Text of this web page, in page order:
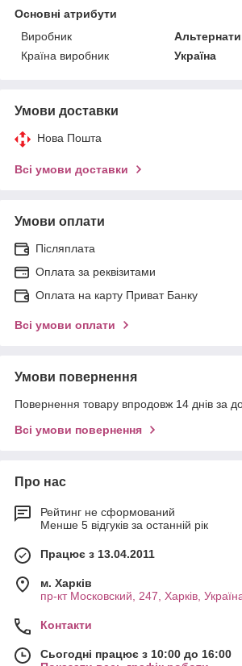
Основні атрибути
Виробник
Країна виробник
Україна
Умови доставки
Нова Пошта
Всі умови доставки
Умови оплати
Післяплата
Оплата за реквізитами
Оплата на карту Приват Банку
Всі умови оплати
Умови повернення
Повернення товару впродовж 14 днів за
Всі умови повернення
Про нас
Рейтинг не сформований
Менше 5 відгуків за останній рік
Працює з 13.04.2011
м. Харків
пр-кт Московский, 247, Харків,
Контакти
Сьогодні працює з 10:00 до 16:00